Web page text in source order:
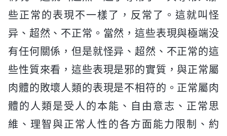
些正常的表現不一樣了，反常了。這就叫怪
异、超然、不正常。當然，這些表現與極端没
有任何關係，但是就怪异、超然、不正常的這
些性質來看，這些表現是邪的實質，與正常屬
肉體的敗壞人類的表現是不相符的。正常屬肉
體的人類是受人的本能、自由意志、正常思
維、理智與正常人性的各方面能力限制、約